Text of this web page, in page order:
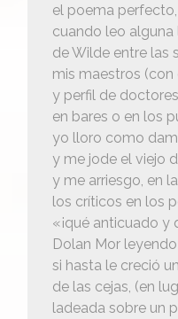
el poema
cuando leo alguna
de Wilde entre las
mis maestros
y perfil de
en bares o en los
yo lloro como
y me jode el viejo
y me arriesgo, en
los críticos en los
«¡qué anticuado y
Dolan Mor
si hasta le creció
de las cejas, (en
ladeada sobre un